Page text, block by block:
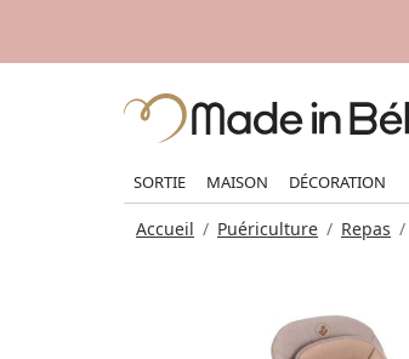
SORTIE MAISON DÉCORATION
Accueil Puériculture Repas